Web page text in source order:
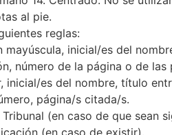
al pie.
reglas:
mayúscula, inicial/es del
número de la página o de las
inicial/es del nombre, título
página/s citada/s.
(en caso de que sean